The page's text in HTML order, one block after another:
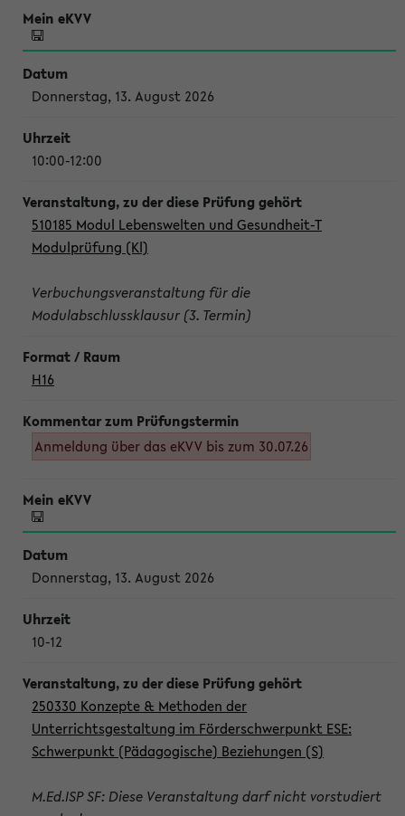
Donnerstag, 13. August 2026
10:00-12:00
510185 Modul Lebenswelten und Gesundheit-T
Modulprüfung (Kl)
Verbuchungsveranstaltung für die
Modulabschlussklausur (3. Termin)
H16
Anmeldung über das eKVV bis zum 30.07.26
Donnerstag, 13. August 2026
10-12
250330 Konzepte & Methoden der
Unterrichtsgestaltung im Förderschwerpunkt ESE:
Schwerpunkt (Pädagogische) Beziehungen (S)
M.Ed.ISP SF: Diese Veranstaltung darf nicht vorstudiert